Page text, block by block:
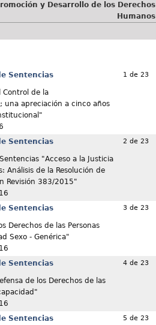
y Desarrollo de los Derechos
Humanos
Sentencias
Control de la
una apreciación a cinco años
1 de 23
Sentencias
"Acceso a la Justicia
Análisis de la Resolución de
Revisión 383/2015"
2 de 23
Sentencias
Derechos de las Personas
Sexo - Genérica"
3 de 23
Sentencias
de los Derechos de las
4 de 23
Sentencias 5 de 23